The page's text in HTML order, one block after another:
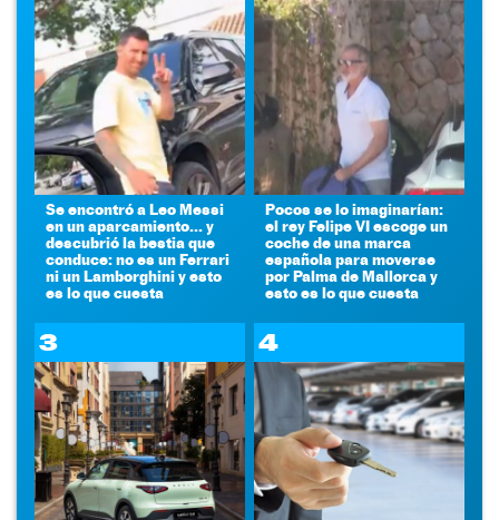
Se encontró a Leo Messi
en un aparcamiento... y
descubrió la bestia que
conduce: no es un Ferrari
ni un Lamborghini y esto
es lo que cuesta
Pocos se lo imaginarían:
el rey Felipe VI escoge un
coche de una marca
española para moverse
por Palma de Mallorca y
esto es lo que cuesta
3 4